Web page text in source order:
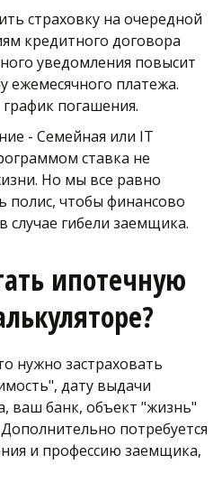
страховку на очередной
кредитного договора
уведомления повысит
ежемесячного платежа.
погашения.
- Семейная или IT
ставка не
Но мы все равно
чтобы финансово
гибели заемщика.
ипотечную
нужно застраховать
дату выдачи
ваш банк, объект "жизнь"
потребуется
и профессию заемщика,